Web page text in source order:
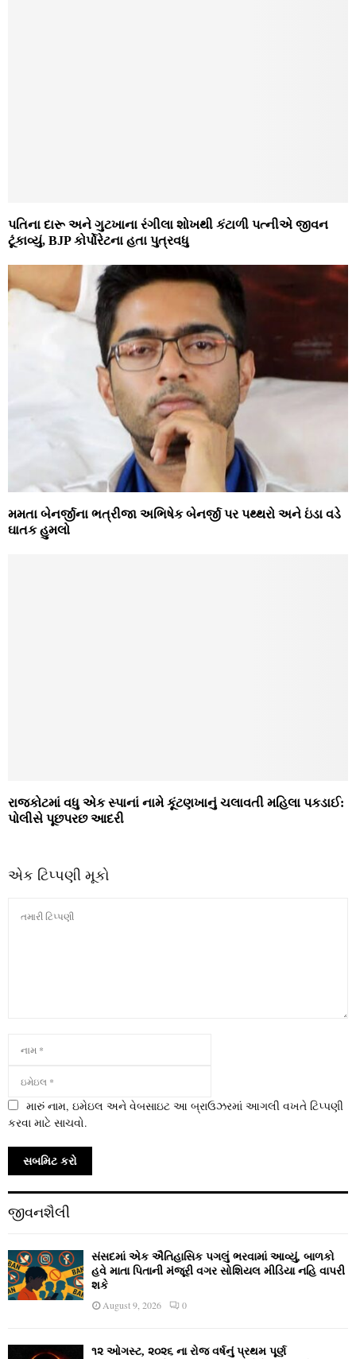
પતિના દારૂ અને ગુટખાના રંગીલા શોખથી કંટાળી પત્નીએ જીવન
ટૂંકાવ્યું, BJP કોર્પોરેટના હતા પુત્રવધુ
મમતા બેનર્જીના ભત્રીજા અભિષેક બેનર્જી પર પથ્થરો અને ઇંડા વડે
ઘાતક હુમલો
રાજકોટમાં વધુ એક સ્પાનાં નામે કૂંટણખાનું ચલાવતી મહિલા પકડાઈ:
પોલીસે પૂછપરછ આદરી
એક ટિપ્પણી મૂકો
મારું નામ, ઇમેઇલ અને વેબસાઇટ આ બ્રાઉઝરમાં આગલી વખતે ટિપ્પણી
કરવા માટે સાચવો.
જીવનશૈલી
સંસદમાં એક ઐતિહાસિક પગલું ભરવામાં આવ્યું, બાળકો
હવે માતા પિતાની મંજૂરી વગર સોશિયલ મીડિયા નહિ વાપરી
શકે
August 9, 2026 0
૧૨ ઓગસ્ટ, ૨૦૨૬ ના રોજ વર્ષનું પ્રથમ પૂર્ણ